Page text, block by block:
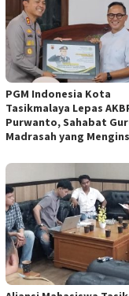
PGM Indonesia Kota
Tasikmalaya Lepas
Purwanto, Sahabat
Madrasah yang